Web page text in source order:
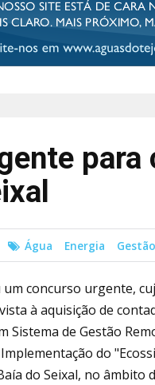
para
Água Energia Gestão
concurso urgente,
à aquisição de
de Gestão
do
do Seixal, no